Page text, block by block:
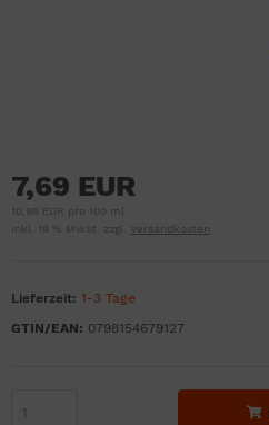
7,69 EUR
10,99 EUR pro 100 ml
inkl. 19 % MwSt. zzgl.
Versandkosten
Lieferzeit: 1-3 Tage
GTIN/EAN: 0798154679127